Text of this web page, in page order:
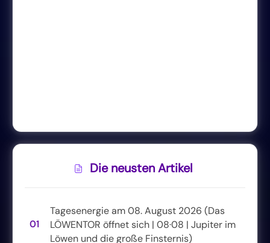
Die neusten Artikel
01
Tagesenergie am 08. August 2026 (Das
LÖWENTOR öffnet sich | 08·08 | Jupiter im
Löwen und die große Finsternis)